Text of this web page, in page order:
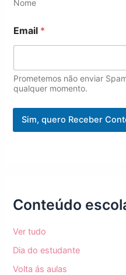
l
N
m
e
Nome
Email *
Prometemos não enviar
qualquer momento.
Sim, quero Receber
Conteúdo
Ver tudo
Dia do estudante
Volta ás aulas